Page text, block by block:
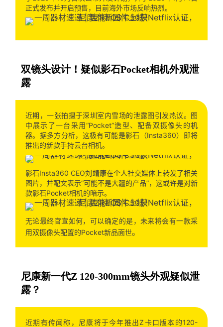
正式发布并开启预售，目前海外市场反响热烈。
双镜头设计！疑似影石Pocket相机外观泄
露
近期，一张拍摄于深圳室内雪场的泄露图引发热议。图
中展示了一台采用“Pocket”造型、配备双摄像头的机
器。据多方分析，这极有可能是影石（Insta360）即将
推出的新款手持云台相机。
影石Insta360 CEO刘靖康在个人社交媒体上转发了相关
图片，并配文表示“可能不是大疆的产品”，这或许是对新
款影石Pocket相机的暗示。
无论最终官宣如何，可以确定的是，未来将会有一款采
用双摄像头配置的Pocket新品面世。
尼康新一代Z 120-300mm镜头外观疑似泄
露？
近期有传闻称，尼康将于今年推出Z卡口版本的120-